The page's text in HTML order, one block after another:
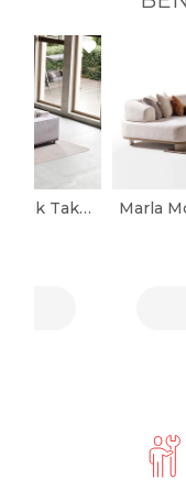
Noya Modern Köşe Koltuk Takımı